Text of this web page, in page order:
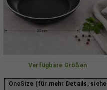
Verfügbare Größen
OneSize (für mehr Details, siehe